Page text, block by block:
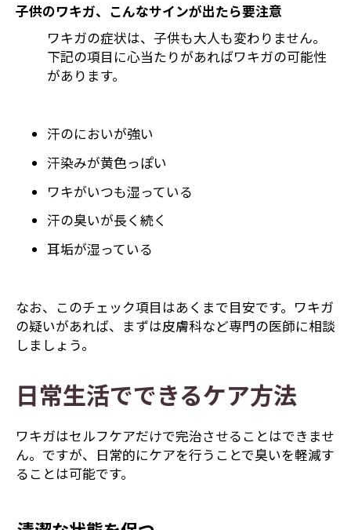
子供のワキガ、こんなサインが出たら要注意
ワキガの症状は、子供も大人も変わりません。
下記の項目に心当たりがあればワキガの可能性
があります。
汗のにおいが強い
汗染みが黄色っぽい
ワキがいつも湿っている
汗の臭いが長く続く
耳垢が湿っている
なお、このチェック項目はあくまで目安です。ワキガ
の疑いがあれば、まずは皮膚科など専門の医師に相談
しましょう。
日常生活でできるケア方法
ワキガはセルフケアだけで完治させることはできませ
ん。ですが、日常的にケアを行うことで臭いを軽減す
ることは可能です。